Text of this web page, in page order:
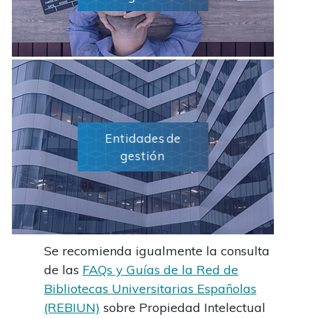
Entidades de
gestión
Se recomienda igualmente la consulta
de las FAQs y Guías de la Red de
Bibliotecas Universitarias Españolas
(REBIUN) sobre Propiedad Intelectual